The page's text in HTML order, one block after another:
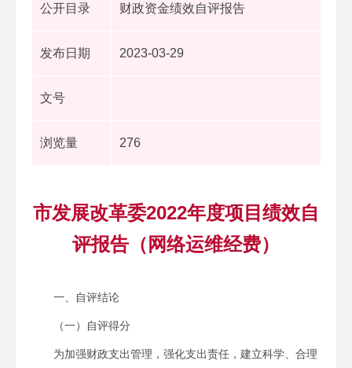
公开目录 财政资金绩效自评报告
发布日期 2023-03-29
文号
浏览量 276
市发展改革委2022年度项目绩效自
评报告（网络运维经费）
一、自评结论
（一）自评得分
为加强财政支出管理，强化支出责任，建立科学、合理